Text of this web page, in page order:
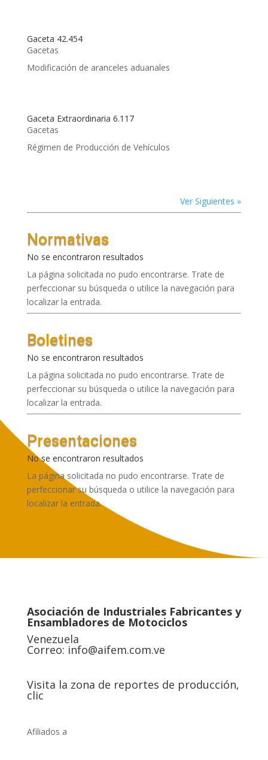
Gaceta 42.454
Gacetas
Modificación de aranceles aduanales
Gaceta Extraordinaria 6.117
Gacetas
Régimen de Producción de Vehículos
Ver Siguientes »
Normativas
No se encontraron resultados
La página solicitada no pudo encontrarse. Trate de
perfeccionar su búsqueda o utilice la navegación para
localizar la entrada.
Boletines
No se encontraron resultados
La página solicitada no pudo encontrarse. Trate de
perfeccionar su búsqueda o utilice la navegación para
localizar la entrada.
Presentaciones
No se encontraron resultados
La página solicitada no pudo encontrarse. Trate de
perfeccionar su búsqueda o utilice la navegación para
localizar la entrada.
Asociación de Industriales Fabricantes y
Ensambladores de Motociclos
Venezuela
Correo: info@aifem.com.ve
Visita la zona de reportes de producción,
clic
Afiliados a